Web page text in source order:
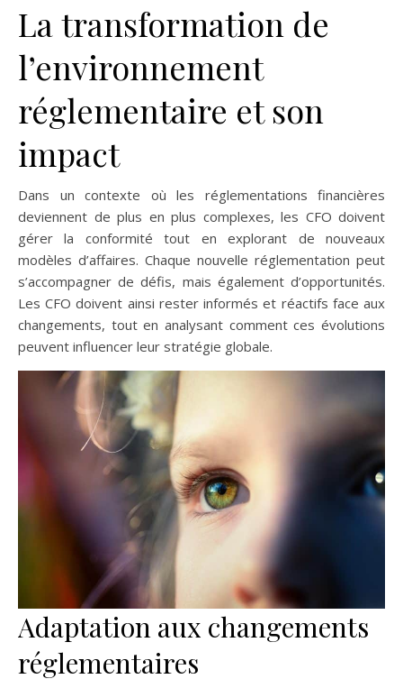
La transformation de
l’environnement
réglementaire et son
impact
Dans un contexte où les réglementations financières
deviennent de plus en plus complexes, les CFO doivent
gérer la conformité tout en explorant de nouveaux
modèles d’affaires. Chaque nouvelle réglementation peut
s’accompagner de défis, mais également d’opportunités.
Les CFO doivent ainsi rester informés et réactifs face aux
changements, tout en analysant comment ces évolutions
peuvent influencer leur stratégie globale.
Adaptation aux changements
réglementaires